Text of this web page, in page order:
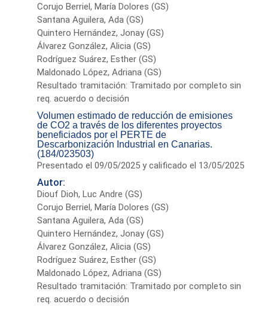
Corujo Berriel, María Dolores (GS)
Santana Aguilera, Ada (GS)
Quintero Hernández, Jonay (GS)
Álvarez González, Alicia (GS)
Rodríguez Suárez, Esther (GS)
Maldonado López, Adriana (GS)
Resultado tramitación: Tramitado por completo sin
req. acuerdo o decisión
Volumen estimado de reducción de emisiones
de CO2 a través de los diferentes proyectos
beneficiados por el PERTE de
Descarbonización Industrial en Canarias.
(184/023503)
Presentado el 09/05/2025 y calificado el 13/05/2025
Autor:
Diouf Dioh, Luc Andre (GS)
Corujo Berriel, María Dolores (GS)
Santana Aguilera, Ada (GS)
Quintero Hernández, Jonay (GS)
Álvarez González, Alicia (GS)
Rodríguez Suárez, Esther (GS)
Maldonado López, Adriana (GS)
Resultado tramitación: Tramitado por completo sin
req. acuerdo o decisión